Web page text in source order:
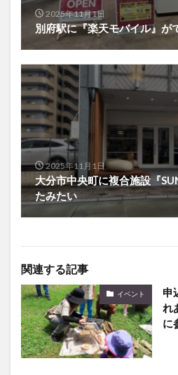
2025年11月1日
別府駅に『楽天モバイル』が
2025年11月1日
大分市中央町に複合施設『
たみたい
関連する記事
イベント
申
れ
に